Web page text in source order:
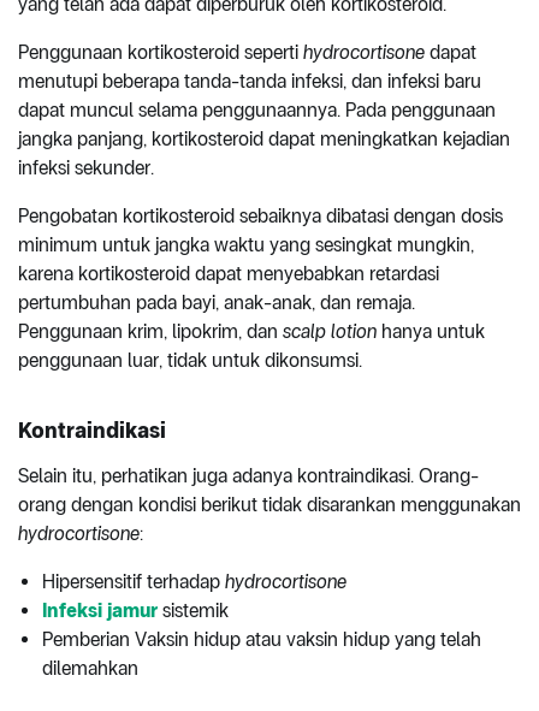
Penggunaan kortikosteroid seperti hydrocortisone dapat
menutupi beberapa tanda-tanda infeksi, dan infeksi baru
dapat muncul selama penggunaannya. Pada penggunaan
jangka panjang, kortikosteroid dapat meningkatkan kejadian
infeksi sekunder.
Pengobatan kortikosteroid sebaiknya dibatasi dengan dosis
minimum untuk jangka waktu yang sesingkat mungkin,
karena kortikosteroid dapat menyebabkan retardasi
pertumbuhan pada bayi, anak-anak, dan remaja.
Penggunaan krim, lipokrim, dan scalp lotion hanya untuk
penggunaan luar, tidak untuk dikonsumsi.
Kontraindikasi
Selain itu, perhatikan juga adanya kontraindikasi. Orang-
orang dengan kondisi berikut tidak disarankan menggunakan
hydrocortisone:
Hipersensitif terhadap hydrocortisone
Infeksi jamur sistemik
Pemberian Vaksin hidup atau vaksin hidup yang telah
dilemahkan